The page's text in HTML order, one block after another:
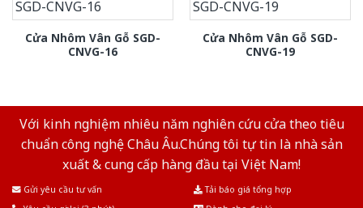
Cửa Nhôm Vân Gỗ SGD-
CNVG-16
Cửa Nhôm Vân Gỗ SGD-
CNVG-19
Với kinh nghiệm nhiêu năm nghiên cứu cửa theo tiêu
chuẩn công nghệ Châu Âu.Chúng tôi tự tin là nhà sản
xuất & cung cấp hàng đầu tại Việt Nam!
Gửi yêu cầu tư vấn
Tải báo giá tổng hợp